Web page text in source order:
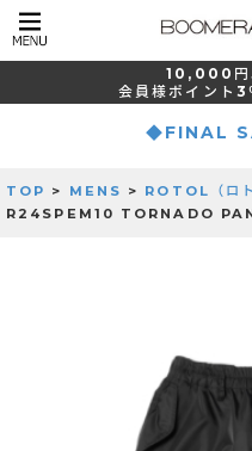
10,000
会員様ポイント 3
◆FINAL
TOP > MENS > ROTOL（ロト
R24SPEM10 TORNADO